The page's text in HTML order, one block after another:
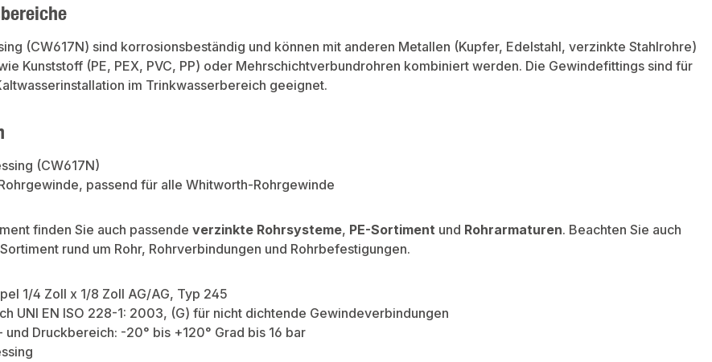
(CW617N) sind korrosionsbeständig und können mit anderen Metallen (Kupfer, Edelstahl, verzinkte Stahlrohre)
Kunststoff (PE, PEX, PVC, PP) oder Mehrschichtverbundrohren kombiniert werden. Die Gewindefittings sind für
im Trinkwasserbereich geeignet.
(CW617N)
passend für alle Whitworth-Rohrgewinde
finden Sie auch passende verzinkte Rohrsysteme, PE-Sortiment und Rohrarmaturen. Beachten Sie auch
rund um Rohr, Rohrverbindungen und Rohrbefestigungen.
1/4 Zoll x 1/8 Zoll AG/AG, Typ 245
UNI EN ISO 228-1: 2003, (G) für nicht dichtende Gewindeverbindungen
und Druckbereich: -20° bis +120° Grad bis 16 bar